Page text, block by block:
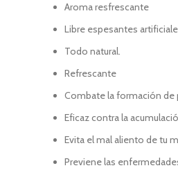
Aroma resfrescante
Libre espesantes
Todo natural.
Refrescante
Combate la formación de
Eficaz contra la
Evita el mal aliento de tu
Previene las